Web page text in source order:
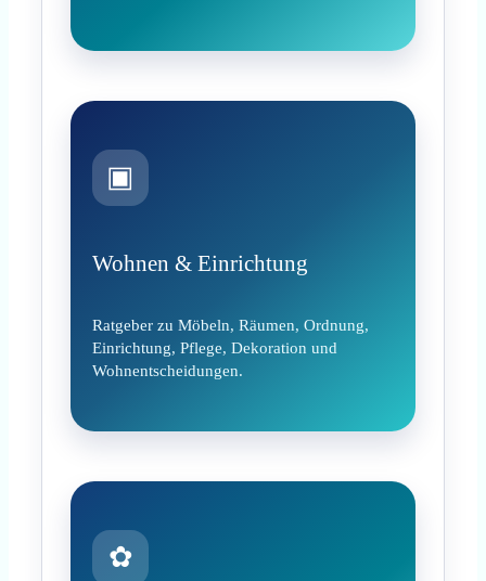
▣
Wohnen & Einrichtung
Ratgeber zu Möbeln, Räumen, Ordnung,
Einrichtung, Pflege, Dekoration und
Wohnentscheidungen.
✿